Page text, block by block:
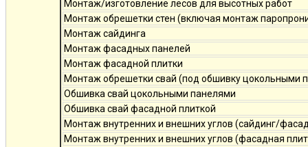
Монтаж/изготовление лесов для высотных работ
Монтаж обрешетки стен (включая монтаж
Монтаж сайдинга
Монтаж фасадных панелей
Монтаж фасадной плитки
Монтаж обрешетки свай (под обшивку цокольными
Обшивка свай цокольными панелями
Обшивка свай фасадной плиткой
Монтаж внутренних и внешних углов (сайдинг/
Монтаж внутренних и внешних углов (фасадная